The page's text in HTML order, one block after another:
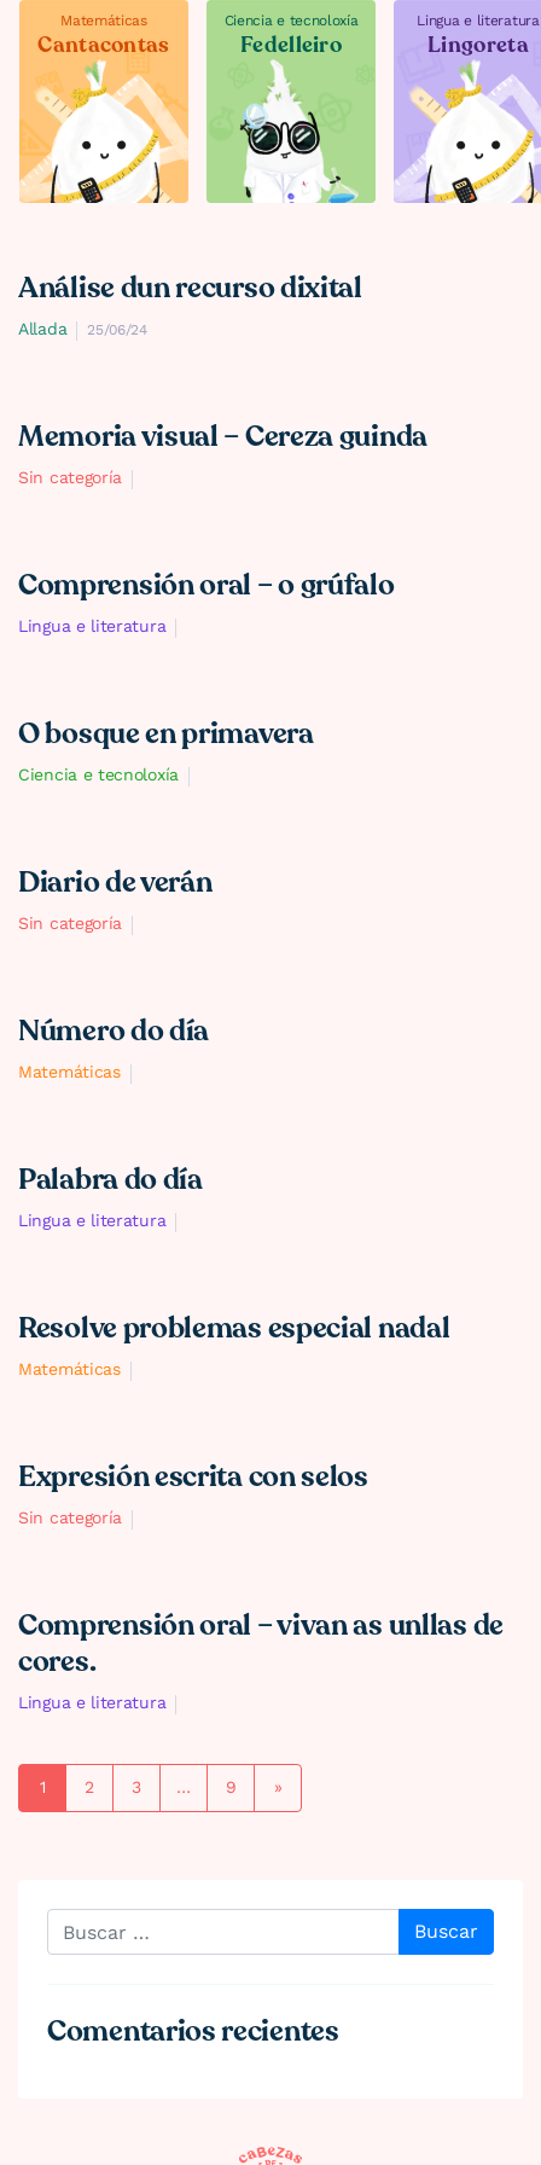
Matemáticas
Cantacontas
Ciencia e tecnoloxía
Fedelleiro
Lingua e literatura
Lingoreta
Análise dun recurso dixital
Allada 25/06/24
Memoria visual – Cereza guinda
Sin categoría
Comprensión oral – o grúfalo
Lingua e literatura
O bosque en primavera
Ciencia e tecnoloxía
Diario de verán
Sin categoría
Número do día
Matemáticas
Palabra do día
Lingua e literatura
Resolve problemas especial nadal
Matemáticas
Expresión escrita con selos
Sin categoría
Comprensión oral – vivan as unllas de
cores.
Lingua e literatura
Navegación de entradas
1 2 3 … 9 »
Buscar
Comentarios recientes